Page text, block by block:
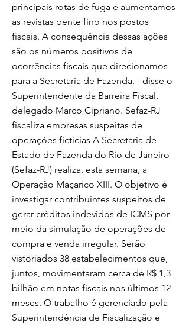
principais rotas de fuga e aumentamos
as revistas pente fino nos postos
fiscais. A consequência dessas ações
são os números positivos de
ocorrências fiscais que direcionamos
para a Secretaria de Fazenda. - disse o
Superintendente da Barreira Fiscal,
delegado Marco Cipriano. Sefaz-RJ
fiscaliza empresas suspeitas de
operações fictícias A Secretaria de
Estado de Fazenda do Rio de Janeiro
(Sefaz-RJ) realiza, esta semana, a
Operação Maçarico XIII. O objetivo é
investigar contribuintes suspeitos de
gerar créditos indevidos de ICMS por
meio da simulação de operações de
compra e venda irregular. Serão
vistoriados 38 estabelecimentos que,
juntos, movimentaram cerca de R$ 1,3
bilhão em notas fiscais nos últimos 12
meses. O trabalho é gerenciado pela
Superintendência de Fiscalização e